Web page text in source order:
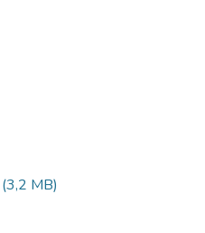
(3,2 MB)